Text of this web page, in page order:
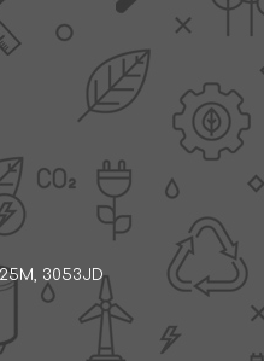
3053JD